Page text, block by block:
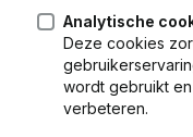
Analytische
Deze cookies
wordt gebruikt
verbeteren.